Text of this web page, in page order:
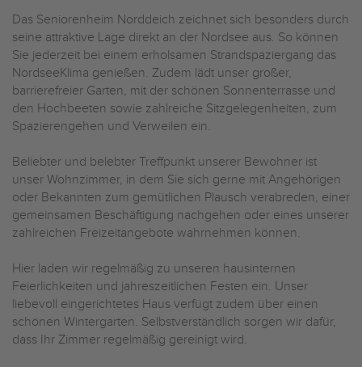
Das Seniorenheim Norddeich zeichnet sich besonders durch
seine attraktive Lage direkt an der Nordsee aus. So können
Sie jederzeit bei einem erholsamen Strandspaziergang das
Nordsee­Klima genießen. Zudem lädt unser großer,
barrierefreier Garten, mit der schönen Sonnenterrasse und
den Hochbeeten sowie zahlreiche Sitzgelegenheiten, zum
Spazierengehen und Verweilen ein.
Beliebter und belebter Treffpunkt unserer Bewohner ist
unser Wohnzimmer, in dem Sie sich gerne mit Angehörigen
oder Bekannten zum gemütlichen Plausch verabreden, einer
gemeinsamen Beschäftigung nachgehen oder eines unserer
zahlreichen Freizeitangebote wahrnehmen können.
Hier laden wir regelmäßig zu unseren hausinternen
Feierlichkeiten und jahreszeitlichen Festen ein. Unser
liebevoll eingerichtetes Haus verfügt zudem über einen
schönen Wintergarten. Selbstverständlich sorgen wir dafür,
dass Ihr Zimmer regelmäßig gereinigt wird.